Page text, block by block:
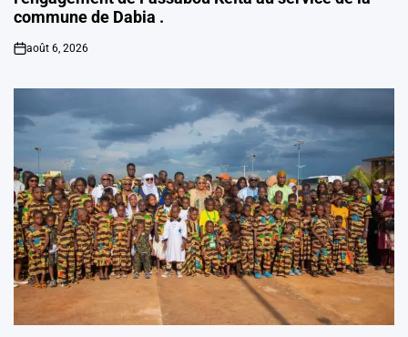
commune de Dabia .
on
août 6, 2026